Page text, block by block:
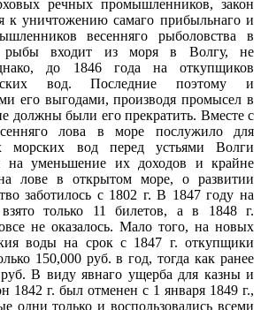
речных промышленников, закон
к уничтожению самаго прибыльнаго и
весенняго рыболовства в
рыбы входит из моря в Волгу, не
до 1846 года на откупщиков
вод. Последние поэтому и
его выгодами, производя промысел в
должны были его прекратить. Вместе с
лова в море послужило для
морских вод перед устьями Волги
на уменьшение их доходов и крайне
лове в открытом море, о развитии
заботилось с 1802 г. В 1847 году на
только 11 билетов, а в 1848 г.
не оказалось. Мало того, на новых
воды на срок с 1847 г. откупщики
150,000 руб. в год, тогда как ранее
В виду явнаго ущерба для казны и
1842 г. был отменен с 1 января 1849 г.,
одни только и воспользовались всеми